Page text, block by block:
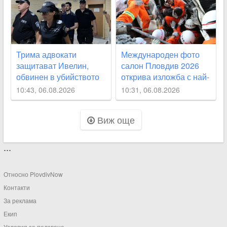
Трима адвокати
защитават Ивелин,
обвинен в убийството
на жена в Първомай
10:43, 06.08.2026
Международен фото
салон Пловдив 2026
открива изложба с най-
добрите фотографии
10:31, 06.08.2026
Виж още
...
Относно PlovdivNow
Контакти
За реклама
Екип